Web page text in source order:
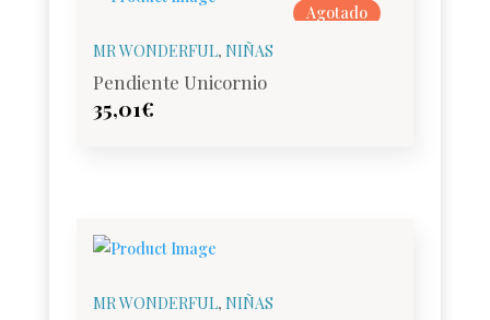
Agotado
MR WONDERFUL, NIÑAS
Pendiente Unicornio
35,01€
MR WONDERFUL, NIÑAS